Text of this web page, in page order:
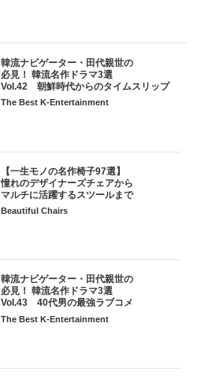
韓流ナビゲーター・田代親世の
必見！ 韓流名作ドラマ3選
Vol.42 朝鮮時代からのタイムスリップ
The Best K-Entertainment
【一生モノの名作椅子97選】
憧れのデザイナーズチェアから
マルチに活躍するスツールまで
Beautiful Chairs
韓流ナビゲーター・田代親世の
必見！ 韓流名作ドラマ3選
Vol.43 40代男の最強ラブコメ
The Best K-Entertainment